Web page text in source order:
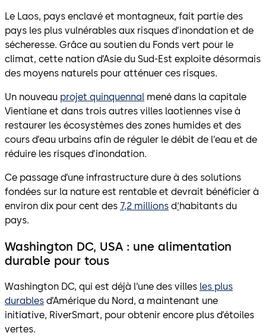
Le Laos, pays enclavé et montagneux, fait partie des
pays les plus vulnérables aux risques d’inondation et de
sécheresse. Grâce au soutien du Fonds vert pour le
climat, cette nation d’Asie du Sud-Est exploite désormais
des moyens naturels pour atténuer ces risques.
Un nouveau projet quinquennal mené dans la capitale
Vientiane et dans trois autres villes laotiennes vise à
restaurer les écosystèmes des zones humides et des
cours d’eau urbains afin de réguler le débit de l’eau et de
réduire les risques d’inondation.
Ce passage d’une infrastructure dure à des solutions
fondées sur la nature est rentable et devrait bénéficier à
environ dix pour cent des 7,2 millions d‘habitants du
pays.
Washington DC, USA : une alimentation
durable pour tous
Washington DC, qui est déjà l’une des villes les plus
durables d’Amérique du Nord, a maintenant une
initiative, RiverSmart, pour obtenir encore plus d’étoiles
vertes.